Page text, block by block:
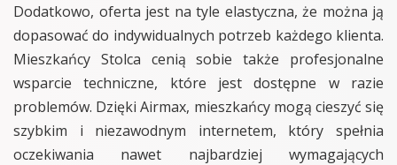
Dodatkowo, oferta jest na tyle elastyczna, że można ją
dopasować do indywidualnych potrzeb każdego klienta.
Mieszkańcy Stolca cenią sobie także profesjonalne
wsparcie techniczne, które jest dostępne w razie
problemów. Dzięki Airmax, mieszkańcy mogą cieszyć się
szybkim i niezawodnym internetem, który spełnia
oczekiwania nawet najbardziej wymagających